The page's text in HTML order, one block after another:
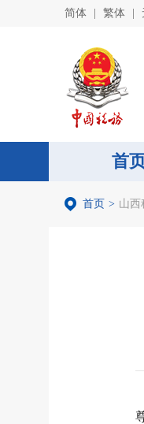
简体 繁体
首
首页 > 山西